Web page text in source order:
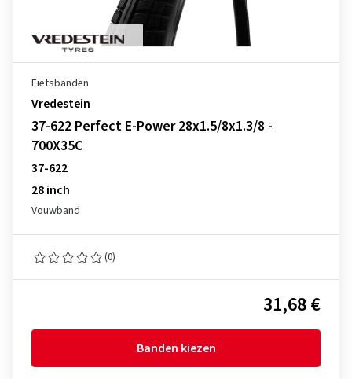
Fietsbanden
Vredestein
37-622 Perfect E-Power 28x1.5/8x1.3/8 -
700X35C
37-622
28 inch
Vouwband
(0)
31,68 €
Banden kiezen